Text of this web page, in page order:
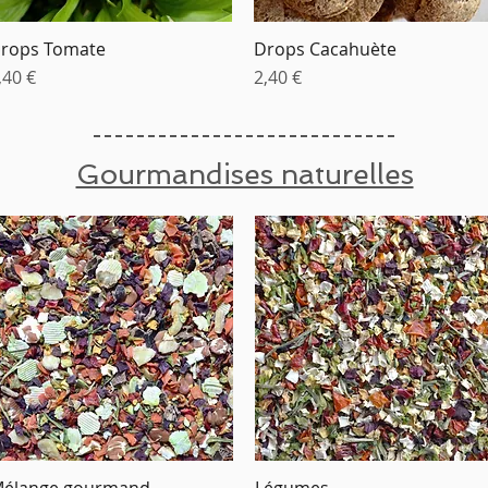
Aperçu rapide
Tomate
€
Aperçu rapide
Drops Cacahuète
Prix
2,40 €
Gourmandises naturelles